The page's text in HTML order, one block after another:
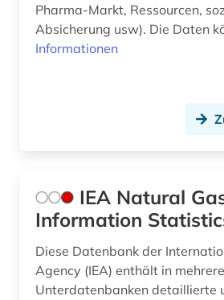
soziologie (2)
steuer (6)
strukturwandel (2)
subventionen (1)
Pharma-Markt, Ressourcen, soziale
Absicherung usw). Die Daten
Informationen
IEA Natural
Information
Diese Datenbank der
Agency (IEA) enthält in
Unterdatenbanken detaillierte